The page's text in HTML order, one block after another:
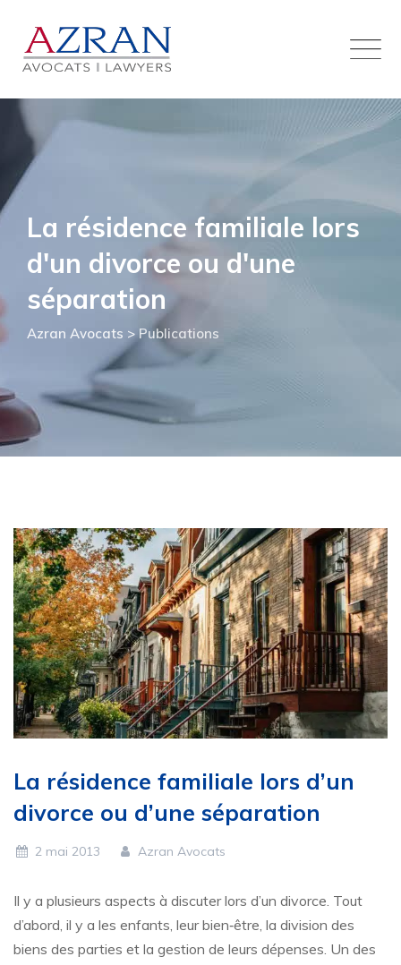
content
La résidence familiale lors
d'un divorce ou d'une
séparation
Azran Avocats > Publications
La résidence familiale lors d’un
divorce ou d’une séparation
2 mai 2013 Azran Avocats
Il y a plusieurs aspects à discuter lors d’un divorce. Tout
d’abord, il y a les enfants, leur bien‑être, la division des
biens des parties et la gestion de leurs dépenses. Un des